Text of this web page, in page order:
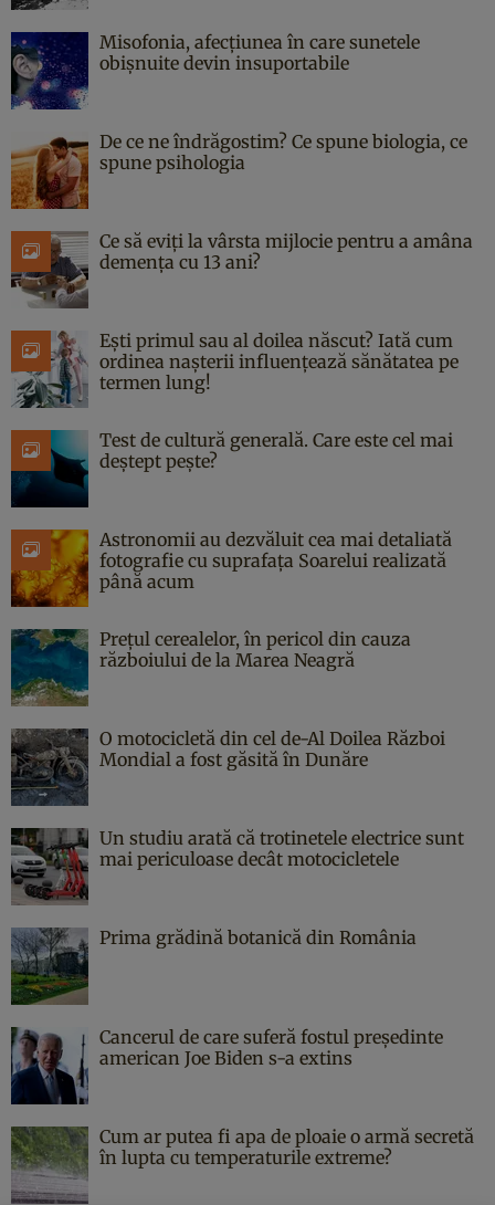
Misofonia, afecțiunea în care sunetele
obișnuite devin insuportabile
De ce ne îndrăgostim? Ce spune biologia, ce
spune psihologia
Ce să eviți la vârsta mijlocie pentru a amâna
demența cu 13 ani?
Ești primul sau al doilea născut? Iată cum
ordinea nașterii influențează sănătatea pe
termen lung!
Test de cultură generală. Care este cel mai
deștept pește?
Astronomii au dezvăluit cea mai detaliată
fotografie cu suprafața Soarelui realizată
până acum
Prețul cerealelor, în pericol din cauza
războiului de la Marea Neagră
O motocicletă din cel de-Al Doilea Război
Mondial a fost găsită în Dunăre
Un studiu arată că trotinetele electrice sunt
mai periculoase decât motocicletele
Prima grădină botanică din România
Cancerul de care suferă fostul președinte
american Joe Biden s-a extins
Cum ar putea fi apa de ploaie o armă secretă
în lupta cu temperaturile extreme?